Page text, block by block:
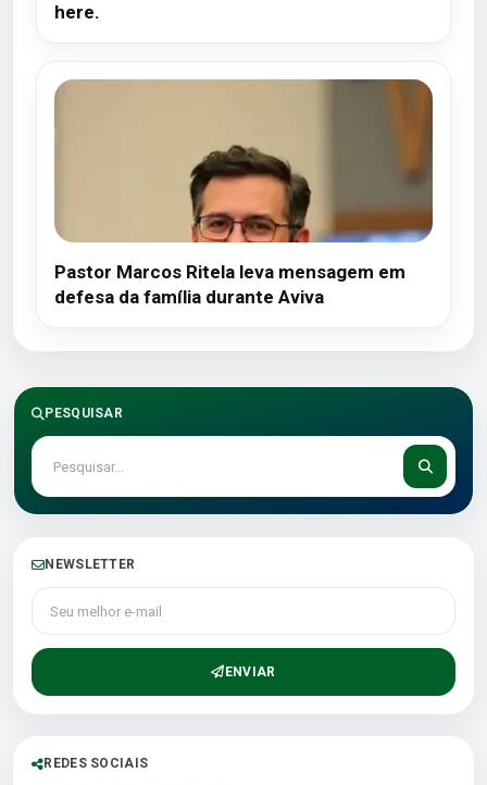
here.
Pastor Marcos Ritela leva mensagem em
defesa da família durante Aviva
PESQUISAR
NEWSLETTER
Seu melhor e-mail
ENVIAR
REDES SOCIAIS